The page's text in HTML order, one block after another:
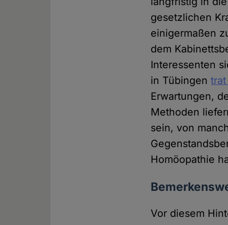
gesetzlichen
einigermaßen
dem
Interessenten
in Tübingen
Erwartungen,
Methoden
sein, von
Homöopathie
Vor diesem